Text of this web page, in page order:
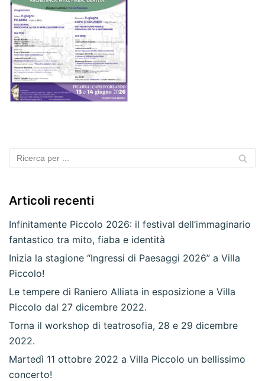
Articoli recenti
Infinitamente Piccolo 2026: il festival dell’immaginario
fantastico tra mito, fiaba e identità
Inizia la stagione “Ingressi di Paesaggi 2026” a Villa
Piccolo!
Le tempere di Raniero Alliata in esposizione a Villa
Piccolo dal 27 dicembre 2022.
Torna il workshop di teatrosofia, 28 e 29 dicembre
2022.
Martedì 11 ottobre 2022 a Villa Piccolo un bellissimo
concerto!